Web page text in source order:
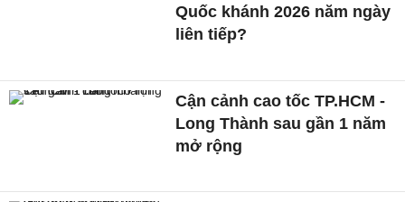
Quốc khánh 2026 năm ngày
liên tiếp?
Cận cảnh cao tốc TP.HCM -
Long Thành sau gần 1 năm
mở rộng